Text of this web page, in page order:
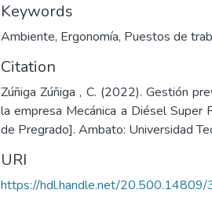
Keywords
Ambiente, Ergonomía, Puestos de
Citation
Zúñiga Zúñiga , C. (2022). Gestión
la empresa Mecánica a Diésel Super
de Pregrado]. Ambato: Universidad
URI
https://hdl.handle.net/